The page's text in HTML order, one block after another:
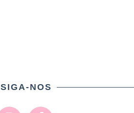
SIGA-NOS